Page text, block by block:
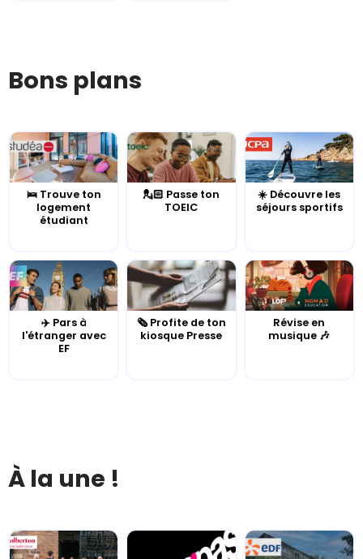
Bons plans
🛌 Trouve ton
logement
étudiant
💂🏻 Passe ton
TOEIC
☀️ Découvre les
séjours sportifs
✈️ Pars à
l'étranger avec
EF
🗞️ Profite de ton
kiosque Presse
Révise en
musique 🎶
À la une !